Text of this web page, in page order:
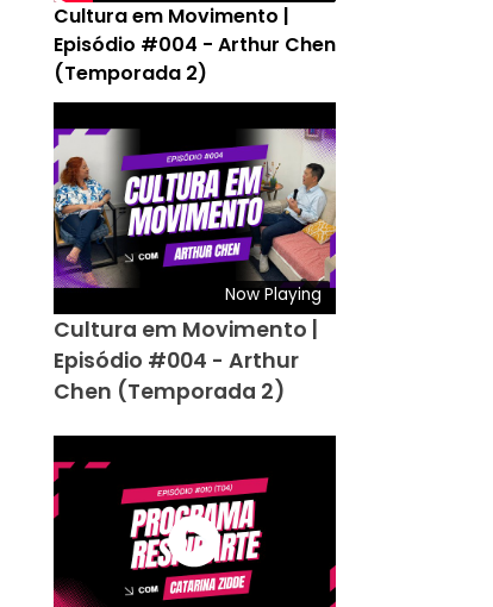
Cultura em Movimento |
Episódio #004 - Arthur Chen
(Temporada 2)
Now Playing
Cultura em Movimento |
Episódio #004 - Arthur
Chen (Temporada 2)